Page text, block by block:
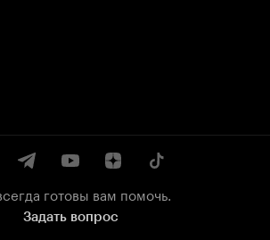
готовы вам помочь.
Задать вопрос